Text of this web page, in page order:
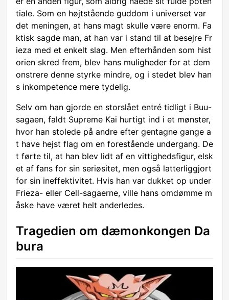
tiale. Som en højtstående guddom i universet var
det meningen, at hans magt skulle være enorm. Fa
ktisk sagde man, at han var i stand til at besejre Fr
ieza med et enkelt slag. Men efterhånden som hist
orien skred frem, blev hans muligheder for at dem
onstrere denne styrke mindre, og i stedet blev han
s inkompetence mere tydelig.
Selv om han gjorde en storslået entré tidligt i Buu-
sagaen, faldt Supreme Kai hurtigt ind i et mønster,
hvor han stolede på andre efter gentagne gange a
t have hejst flag om en forestående undergang. De
t førte til, at han blev lidt af en vittighedsfigur, elsk
et af fans for sin seriøsitet, men også latterliggjort
for sin ineffektivitet. Hvis han var dukket op under
Frieza- eller Cell-sagaerne, ville hans omdømme m
åske have været helt anderledes.
Tragedien om dæmonkongen Da
bura